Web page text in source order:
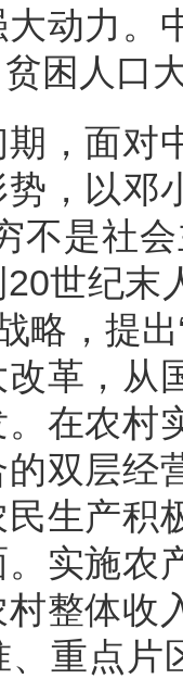
动力。
困人口
，面对
，以邓
不是社
世纪末
略，提
革，从
在农村
双层经
生产积
实施农
整体收
重点片